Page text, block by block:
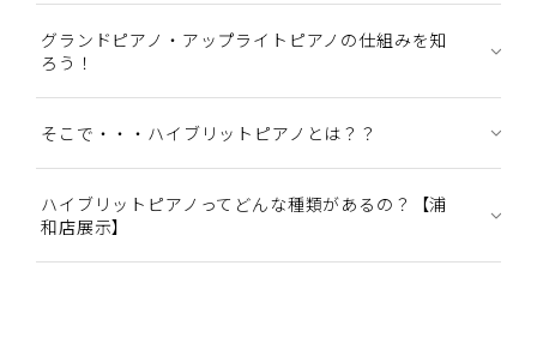
グランドピアノ・アップライトピアノの仕組みを知
ろう！
そこで・・・ハイブリットピアノとは？？
ハイブリットピアノってどんな種類があるの？【浦
和店展示】